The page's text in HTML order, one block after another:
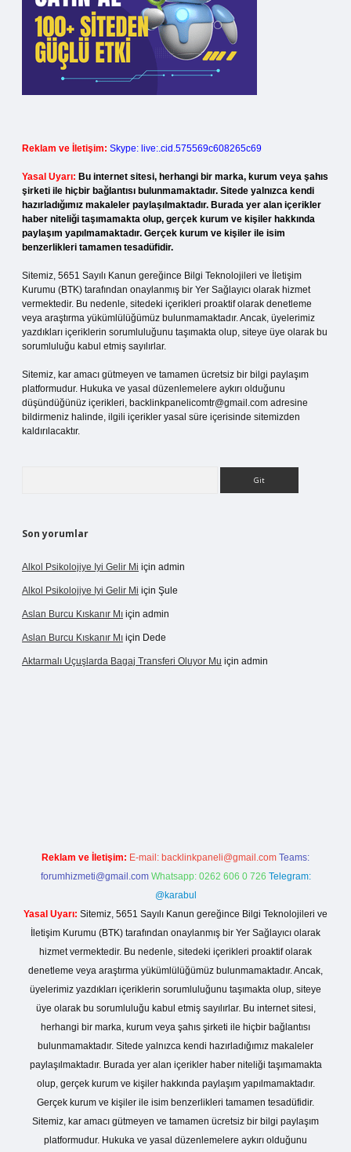
Reklam ve İletişim: Skype: live:.cid.575569c608265c69
Yasal Uyarı: Bu internet sitesi, herhangi bir marka, kurum veya şahıs
şirketi ile hiçbir bağlantısı bulunmamaktadır. Sitede yalnızca kendi
hazırladığımız makaleler paylaşılmaktadır. Burada yer alan içerikler
haber niteliği taşımamakta olup, gerçek kurum ve kişiler hakkında
paylaşım yapılmamaktadır. Gerçek kurum ve kişiler ile isim
benzerlikleri tamamen tesadüfidir.
Sitemiz, 5651 Sayılı Kanun gereğince Bilgi Teknolojileri ve İletişim
Kurumu (BTK) tarafından onaylanmış bir Yer Sağlayıcı olarak hizmet
vermektedir. Bu nedenle, sitedeki içerikleri proaktif olarak denetleme
veya araştırma yükümlülüğümüz bulunmamaktadır. Ancak, üyelerimiz
yazdıkları içeriklerin sorumluluğunu taşımakta olup, siteye üye olarak bu
sorumluluğu kabul etmiş sayılırlar.
Sitemiz, kar amacı gütmeyen ve tamamen ücretsiz bir bilgi paylaşım
platformudur. Hukuka ve yasal düzenlemelere aykırı olduğunu
düşündüğünüz içerikleri, backlinkpanelicomtr@gmail.com adresine
bildirmeniz halinde, ilgili içerikler yasal süre içerisinde sitemizden
kaldırılacaktır.
Son yorumlar
Alkol Psikolojiye Iyi Gelir Mi için admin
Alkol Psikolojiye Iyi Gelir Mi için Şule
Aslan Burcu Kıskanır Mı için admin
Aslan Burcu Kıskanır Mı için Dede
Aktarmalı Uçuşlarda Bagaj Transferi Oluyor Mu için admin
Reklam ve İletişim: E-mail: backlinkpaneli@gmail.com Teams:
forumhizmeti@gmail.com Whatsapp: 0262 606 0 726 Telegram:
@karabul
Yasal Uyarı: Sitemiz, 5651 Sayılı Kanun gereğince Bilgi Teknolojileri ve
İletişim Kurumu (BTK) tarafından onaylanmış bir Yer Sağlayıcı olarak
hizmet vermektedir. Bu nedenle, sitedeki içerikleri proaktif olarak
denetleme veya araştırma yükümlülüğümüz bulunmamaktadır. Ancak,
üyelerimiz yazdıkları içeriklerin sorumluluğunu taşımakta olup, siteye
üye olarak bu sorumluluğu kabul etmiş sayılırlar. Bu internet sitesi,
herhangi bir marka, kurum veya şahıs şirketi ile hiçbir bağlantısı
bulunmamaktadır. Sitede yalnızca kendi hazırladığımız makaleler
paylaşılmaktadır. Burada yer alan içerikler haber niteliği taşımamakta
olup, gerçek kurum ve kişiler hakkında paylaşım yapılmamaktadır.
Gerçek kurum ve kişiler ile isim benzerlikleri tamamen tesadüfidir.
Sitemiz, kar amacı gütmeyen ve tamamen ücretsiz bir bilgi paylaşım
platformudur. Hukuka ve yasal düzenlemelere aykırı olduğunu